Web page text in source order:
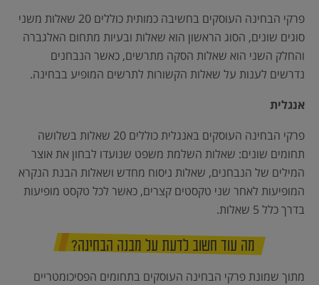
פרקי הבחינה העוסקים בחשיבה כמותית כוללים 20 שאלות משני
סוגים שונים, הסוג הראשון הוא שאלות ובעיות מתחום האלגברה
והחלק השני הוא שאלות הסקה מתרשים, כאשר הנבחנים
נדרשים לענות על שאלות הקשורות לתרשים המופיע בבחינה.
אנגלית
פרקי הבחינה העוסקים באנגלית כוללים 20 שאלות בשלושה
תחומים שונים: שאלות השלמת משפט שנועדו לבחון את אוצר
המילים של הנבחנים, שאלות ניסוח מחדש ושאלות הבנת הנקרא
המופיעות לאחר שני טקסטים קצרים, כאשר לכל טקסט מופיעות
בדרך כלל 5 שאלות.
מה עוד חשוב לדעת על מבנה הבחינה?
מתוך שמונת פרקי הבחינה העוסקים בתחומים הפסיכומטריים